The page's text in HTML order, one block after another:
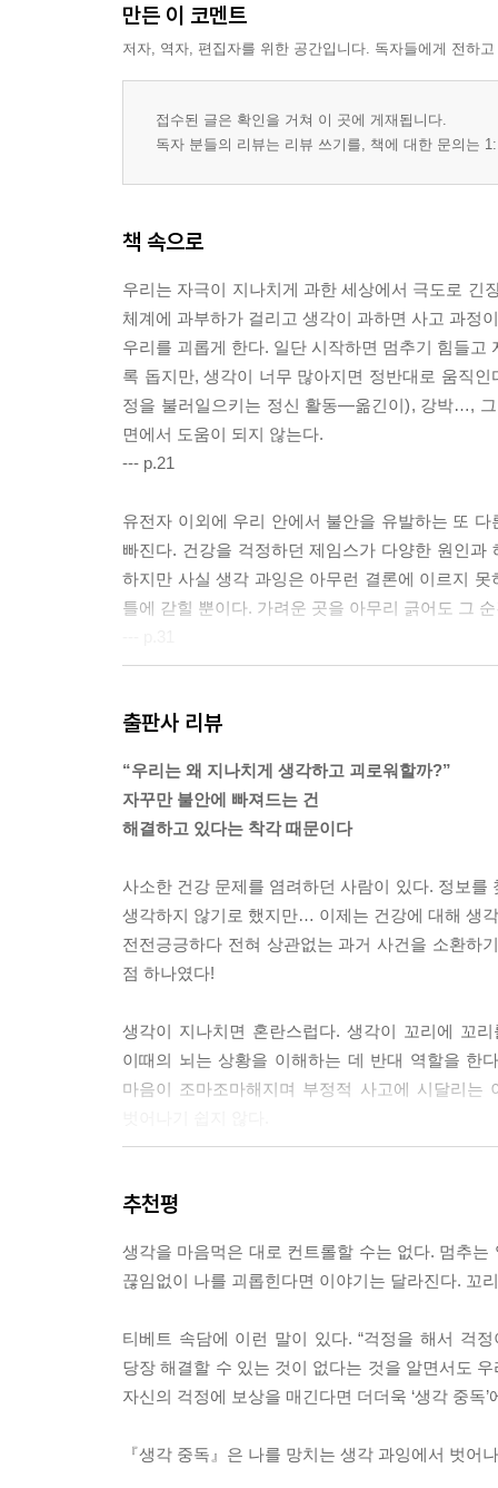
만든 이 코멘트
저자, 역자, 편집자를 위한 공간입니다. 독자들에게 전하
접수된 글은 확인을 거쳐 이 곳에 게재됩니다.
독자 분들의 리뷰는 리뷰 쓰기를, 책에 대한 문의는
책 속으로
우리는 자극이 지나치게 과한 세상에서 극도로 긴
체계에 과부하가 걸리고 생각이 과하면 사고 과정
우리를 괴롭게 한다. 일단 시작하면 멈추기 힘들
록 돕지만, 생각이 너무 많아지면 정반대로 움직
정을 불러일으키는 정신 활동―옮긴이), 강박…,
면에서 도움이 되지 않는다.
--- p.21
유전자 이외에 우리 안에서 불안을 유발하는 또
빠진다. 건강을 걱정하던 제임스가 다양한 원인
하지만 사실 생각 과잉은 아무런 결론에 이르지
틀에 갇힐 뿐이다. 가려운 곳을 아무리 긁어도 그
으로 스트레스가 더 심해지기도 한다. 예컨대 통
제로 위협당한 듯이 행동하며 불안해한다.
--- p.38
이 담겨 있고 그 감정에 휩쓸리는 경우가 많다. 생
--- p.54
스트레스 회피를 두고 의무에서 도망치거나 진짜
몽땅 잡아먹는다면 그 일을 거절할 권리가 있다.
--- p.58
이는 정신 건강을 위해 명상을 일정에 억지로 끼
--- p.91
라 실제로도 그렇다! 생각할 일이 줄어들기 때문
마련이다.
즉시 달려들어서 어떻게 대응할지 최대한 빨리
출판사 리뷰
“우리는 왜 지나치게 생각하고 괴로워할까?”
자꾸만 불안에 빠져드는 건
해결하고 있다는 착각 때문이다
사소한 건강 문제를 염려하던 사람이 있다. 정보를
생각하지 않기로 했지만… 이제는 건강에 대해 생
전전긍긍하다 전혀 상관없는 과거 사건을 소환하
점 하나였다!
생각이 지나치면 혼란스럽다. 생각이 꼬리에 꼬
이때의 뇌는 상황을 이해하는 데 반대 역할을 한
마음이 조마조마해지며 부정적 사고에 시달리는
탓이 크다. 생각이 많다는 건 문제가 정리되고 있다
이 책은 그 오해를 끊어내고 불안이 일상을 침범
부정적 관점의 변화를 돕고 스스로 삶을 통제할
“생각 과잉은 어떻게 나를 망치는가?”
자꾸 꼬이는 관계, 잦은 업무 실수와 집중력 저하…
추천평
생각을 마음먹은 대로 컨트롤할 수는 없다. 멈추
끊임없이 나를 괴롭힌다면 이야기는 달라진다. 꼬
티베트 속담에 이런 말이 있다. “걱정을 해서 걱
당장 해결할 수 있는 것이 없다는 것을 알면서도
자신의 걱정에 보상을 매긴다면 더더욱 ‘생각 중독’
『생각 중독』은 나를 망치는 생각 과잉에서 벗어